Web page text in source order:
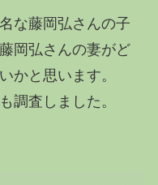
な藤岡弘さんの子
岡弘さんの妻がど
かと思います。
調査しました。